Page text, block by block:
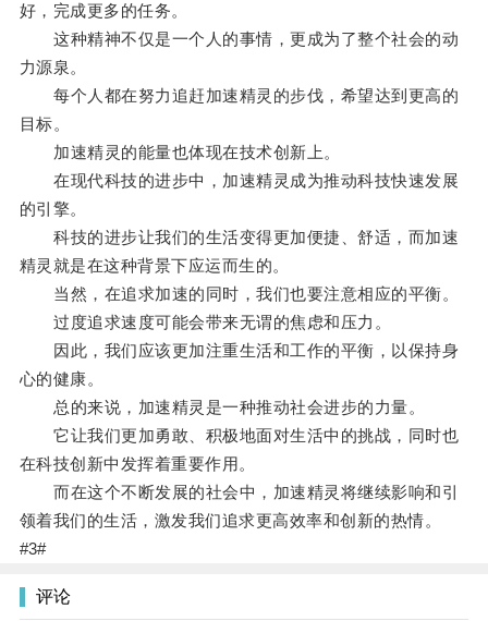
好，完成更多的任务。
这种精神不仅是一个人的事情，更成为了整个社会的动
力源泉。
每个人都在努力追赶加速精灵的步伐，希望达到更高的
目标。
加速精灵的能量也体现在技术创新上。
在现代科技的进步中，加速精灵成为推动科技快速发展
的引擎。
科技的进步让我们的生活变得更加便捷、舒适，而加速
精灵就是在这种背景下应运而生的。
当然，在追求加速的同时，我们也要注意相应的平衡。
过度追求速度可能会带来无谓的焦虑和压力。
因此，我们应该更加注重生活和工作的平衡，以保持身
心的健康。
总的来说，加速精灵是一种推动社会进步的力量。
它让我们更加勇敢、积极地面对生活中的挑战，同时也
在科技创新中发挥着重要作用。
而在这个不断发展的社会中，加速精灵将继续影响和引
领着我们的生活，激发我们追求更高效率和创新的热情。
#3#
评论